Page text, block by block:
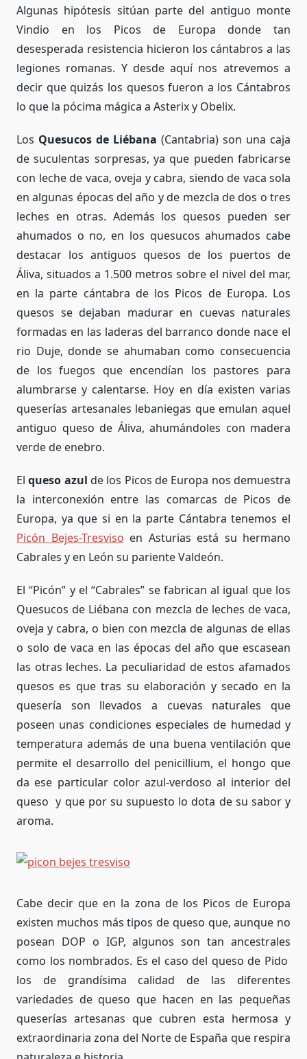
Algunas hipótesis sitúan parte del antiguo monte
Vindio en los Picos de Europa donde tan
desesperada resistencia hicieron los cántabros a las
legiones romanas. Y desde aquí nos atrevemos a
decir que quizás los quesos fueron a los Cántabros
lo que la pócima mágica a Asterix y Obelix.
Los Quesucos de Liébana (Cantabria) son una caja
de suculentas sorpresas, ya que pueden fabricarse
con leche de vaca, oveja y cabra, siendo de vaca sola
en algunas épocas del año y de mezcla de dos o tres
leches en otras. Además los quesos pueden ser
ahumados o no, en los quesucos ahumados cabe
destacar los antiguos quesos de los puertos de
Áliva, situados a 1.500 metros sobre el nivel del mar,
en la parte cántabra de los Picos de Europa. Los
quesos se dejaban madurar en cuevas naturales
formadas en las laderas del barranco donde nace el
rio Duje, donde se ahumaban como consecuencia
de los fuegos que encendían los pastores para
alumbrarse y calentarse. Hoy en día existen varias
queserías artesanales lebaniegas que emulan aquel
antiguo queso de Áliva, ahumándoles con madera
verde de enebro.
Elqueso azul de los Picos de Europa nos demuestra
la interconexión entre las comarcas de Picos de
Europa, ya que si en la parte Cántabra tenemos el
Picón Bejes-Tresviso en Asturias está su hermano
Cabrales y en León su pariente Valdeón.
El “Picón” y el “Cabrales” se fabrican al igual que los
Quesucos de Liébana con mezcla de leches de vaca,
oveja y cabra, o bien con mezcla de algunas de ellas
o solo de vaca en las épocas del año que escasean
las otras leches. La peculiaridad de estos afamados
quesos es que tras su elaboración y secado en la
quesería son llevados a cuevas naturales que
poseen unas condiciones especiales de humedad y
temperatura además de una buena ventilación que
permite el desarrollo del penicillium, el hongo que
da ese particular color azul-verdoso al interior del
queso y que por su supuesto lo dota de su sabor y
aroma.
Cabe decir que en la zona de los Picos de Europa
existen muchos más tipos de queso que, aunque no
posean DOP o IGP, algunos son tan ancestrales
como los nombrados. Es el caso del queso de Pido
los de grandísima calidad de las diferentes
variedades de queso que hacen en las pequeñas
queserías artesanas que cubren esta hermosa y
extraordinaria zona del Norte de España que respira